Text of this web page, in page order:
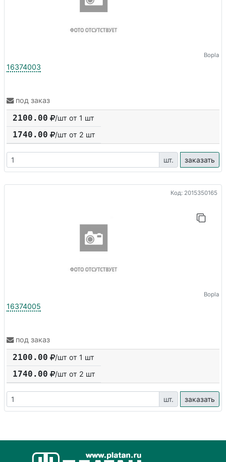
Bopla
16374003
под заказ
2100.00 /шт от 1 шт
1740.00 /шт от 2 шт
шт. заказать
Код: 2015350165
Bopla
16374005
под заказ
2100.00 /шт от 1 шт
1740.00 /шт от 2 шт
шт. заказать